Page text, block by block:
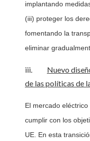
implantando
(iii) proteger los
fomentando la
eliminar
iii. Nuevo
de las políticas de
El mercado
cumplir con los
UE. En esta